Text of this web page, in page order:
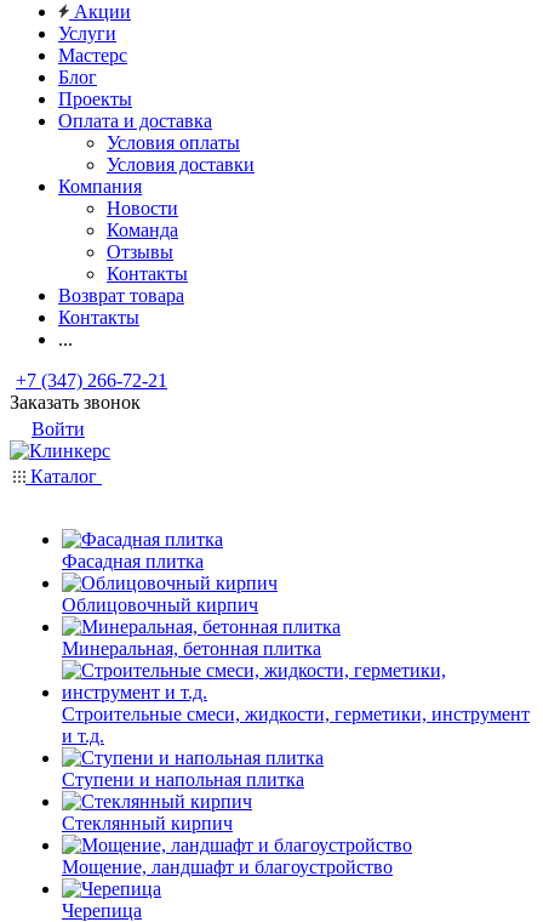
Акции
Услуги
Мастерс
Блог
Проекты
Оплата и доставка
Условия оплаты
Условия доставки
Компания
Новости
Команда
Отзывы
Контакты
Возврат товара
Контакты
...
+7 (347) 266-72-21
Заказать звонок
Войти
Каталог
Фасадная плитка
Облицовочный кирпич
Минеральная, бетонная плитка
Строительные смеси, жидкости, герметики, инструмент
и т.д.
Ступени и напольная плитка
Cтеклянный кирпич
Мощение, ландшафт и благоустройство
Черепица